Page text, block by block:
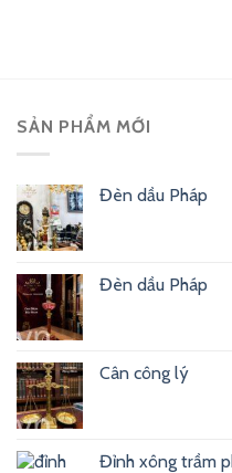
SẢN PHẨM MỚI
Đèn dầu Pháp
Đèn dầu Pháp
Cân công lý
Đỉnh xông trầm